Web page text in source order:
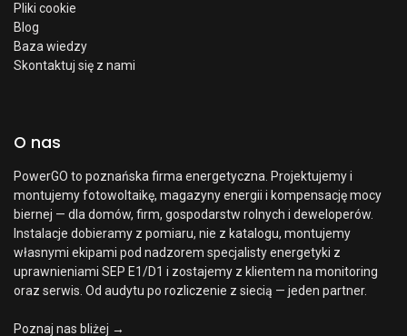
Pliki cookie
Blog
Baza wiedzy
Skontaktuj się z nami
O nas
PowerGO to poznańska firma energetyczna. Projektujemy i
montujemy fotowoltaikę, magazyny energii i kompensację mocy
biernej — dla domów, firm, gospodarstw rolnych i deweloperów.
Instalacje dobieramy z pomiaru, nie z katalogu, montujemy
własnymi ekipami pod nadzorem specjalisty energetyki z
uprawnieniami SEP E1/D1 i zostajemy z klientem na monitoring
oraz serwis. Od audytu po rozliczenie z siecią — jeden partner.
Poznaj nas bliżej →